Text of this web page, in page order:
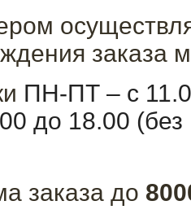
заказа
ПН-ПТ – с
до 18.00
до